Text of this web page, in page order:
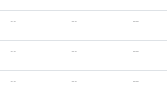
-- -- --
-- -- --
-- -- --